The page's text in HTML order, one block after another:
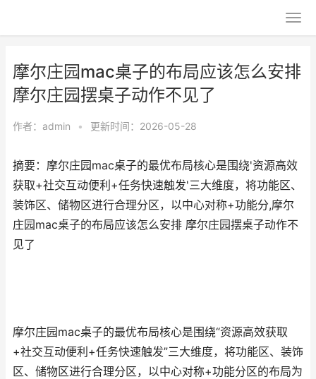
摩尔庄园mac桌子的布局应该怎么安排
摩尔庄园摆桌子动作不见了
作者： admin • 更新时间：2026-05-28
摘要：摩尔庄园mac桌子的最优布局核心是围绕'资源高效
获取+社交互动便利+任务快速触发'三大维度，将功能区、
装饰区、储物区进行合理分区，以中心对称+功能分,摩尔
庄园mac桌子的布局应该怎么安排 摩尔庄园摆桌子动作不
见了
摩尔庄园mac桌子的最优布局核心是围绕“资源高效获取
+社交互动便利+任务快速触发”三大维度，将功能区、装饰
区、储物区进行合理分区，以中心对称+功能分区的布局为